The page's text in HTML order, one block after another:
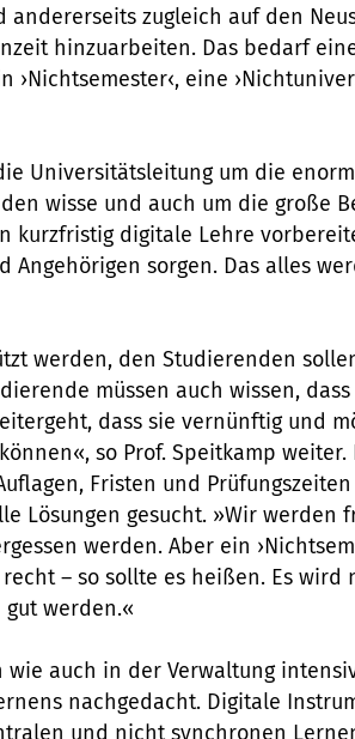
andererseits zugleich auf den
hinzuarbeiten. Das bedarf
›Nichtsemester‹, eine
Universitätsleitung um die
wisse und auch um die große
kurzfristig digitale Lehre
sorgen. Das alles
werden, den Studierenden
müssen auch wissen,
dass sie vernünftig und
so Prof. Speitkamp weiter.
Fristen und
Lösungen gesucht. »Wir werden
werden. Aber ein
– so sollte es heißen. Es wird
werden.«
auch in der Verwaltung
nachgedacht. Digitale
und nicht synchronen